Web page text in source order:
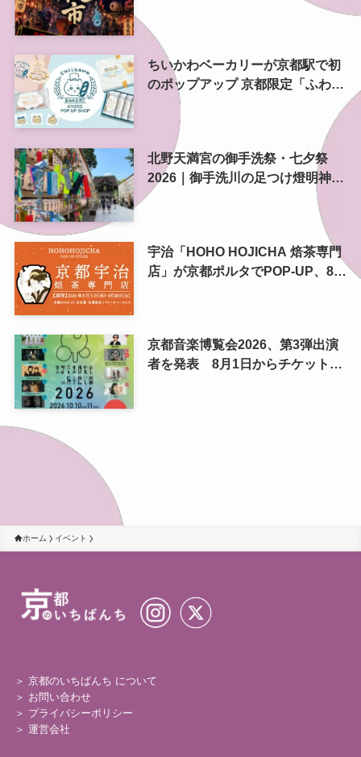
ちいかわベーカリーが京都駅で初
のポップアップ 京都限定「ふわふ
わおたべキャラメル」も、8月13
日から
北野天満宮の御手洗祭・七夕祭
2026｜御手洗川の足つけ燈明神事
で涼む夏の夜
宇治「HOHO HOJICHA 焙茶専門
店」が京都ポルタでPOP-UP、8月
京都音楽博覧会2026、第3弾出演
者を発表 8月1日からチケット2
ホーム イベント
＞ 京都のいちばんち について
＞ お問い合わせ
＞ プライバシーポリシー
＞ 運営会社